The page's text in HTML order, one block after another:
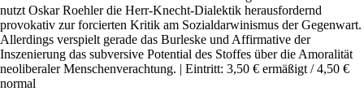
nutzt Oskar Roehler die Herr-Knecht-Dialektik herausfordernd
provokativ zur forcierten Kritik am Sozialdarwinismus der Gegenwart.
Allerdings verspielt gerade das Burleske und Affirmative der
Inszenierung das subversive Potential des Stoffes über die Amoralität
neoliberaler Menschenverachtung. | Eintritt: 3,50 € ermäßigt / 4,50 €
normal